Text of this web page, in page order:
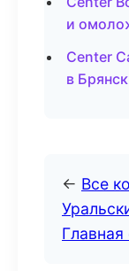
и
Center
в Брянск
← Все
Главная